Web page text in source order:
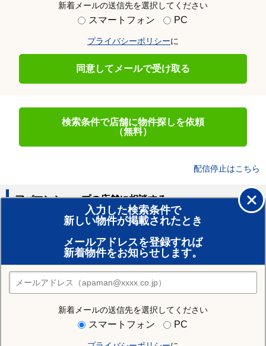
新着メールの送信先を選択してください
スマートフォン PC
プライバシーポリシーに
同意してメールで受け取る
検索条件で店舗に物件探しを依頼
（無料）
配信停止はこちら
入力した検索条件で
新しい物件が掲載されたとき
メールアドレスを登録すれば
新着物件をお知らせします。
新着メールの送信先を選択してください
スマートフォン PC
アパマンショップの店舗に相談する
賃貸のプロがお部屋探し！
おまかせ物件リクエスト
住みたい街の店舗を探す
店舗検索
住む街研究所で旭川市の情報を見る